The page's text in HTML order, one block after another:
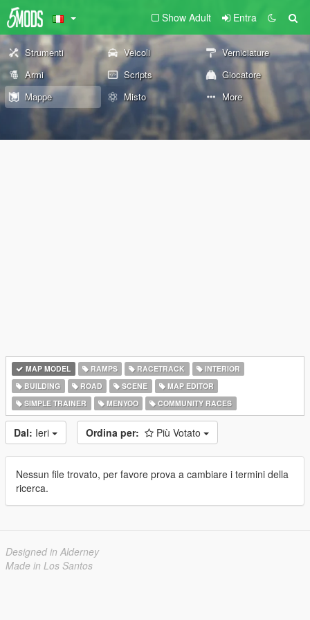
Show Adult Entra
Strumenti Veicoli
Verniciature
Armi
Scripts
Giocatore
Mappe
Misto More
MAP MODEL RAMPS RACETRACK
INTERIOR
BUILDING
ROAD SCENE
MAP EDITOR
SIMPLE TRAINER
MENYOO COMMUNITY RACES
Dal: Ieri Ordina per: Più Votato
Nessun file trovato, per favore prova a cambiare i termini della
ricerca.
Designed in Alderney
Made in Los Santos